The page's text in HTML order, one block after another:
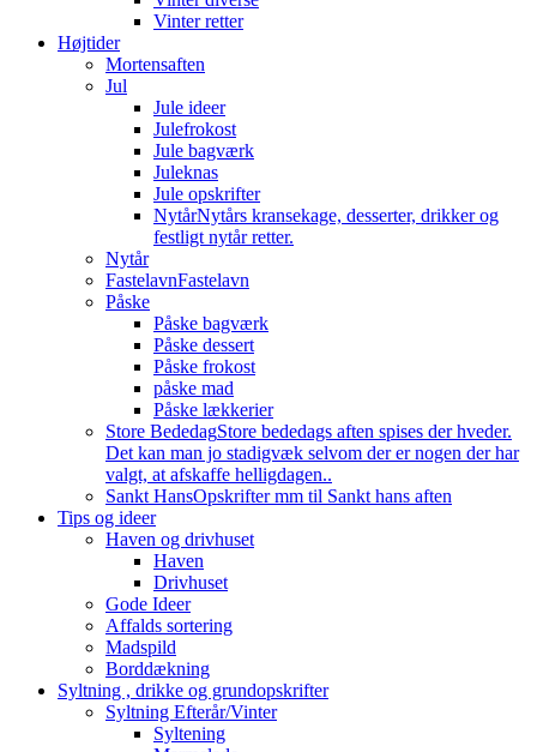
Vinter retter
Højtider
Mortensaften
Jul
Jule ideer
Julefrokost
Jule bagværk
Juleknas
Jule opskrifter
NytårNytårs kransekage, desserter, drikker og
festligt nytår retter.
Nytår
FastelavnFastelavn
Påske
Påske bagværk
Påske dessert
Påske frokost
påske mad
Påske lækkerier
Store BededagStore bededags aften spises der hveder.
Det kan man jo stadigvæk selvom der er nogen der har
valgt, at afskaffe helligdagen..
Sankt HansOpskrifter mm til Sankt hans aften
Tips og ideer
Haven og drivhuset
Haven
Drivhuset
Gode Ideer
Affalds sortering
Madspild
Borddækning
Syltning , drikke og grundopskrifter
Syltning Efterår/Vinter
Syltening